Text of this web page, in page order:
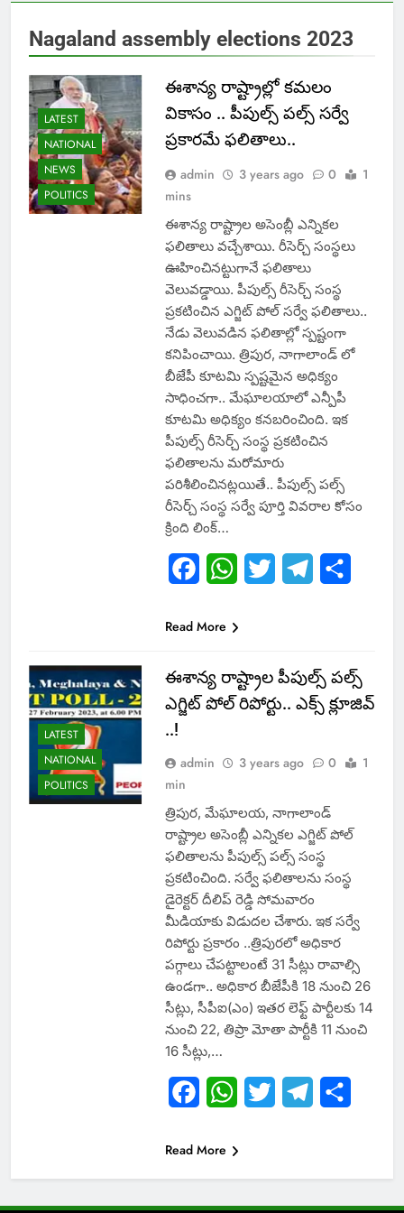
Nagaland assembly elections 2023
LATEST
NATIONAL
NEWS
POLITICS
ఈశాన్య రాష్ట్రాల్లో క‌మ‌లం
వికాసం .. పీపుల్స్ ప‌ల్స్ స‌ర్వే
ప్ర‌కార‌మే ఫ‌లితాలు..
admin 3 years ago 0
1
mins
ఈశాన్య రాష్ట్రాల అసెంబ్లీ ఎన్నిక‌ల
ఫ‌లితాలు వ‌చ్చేశాయి. రీసెర్చ్ సంస్థ‌లు
ఊహించిన‌ట్టుగానే ఫ‌లితాలు
వెలువ‌డ్డాయి. పీపుల్స్ రీసెర్చ్ సంస్థ
ప్ర‌క‌టించిన ఎగ్జిట్ పోల్ స‌ర్వే ఫ‌లితాలు..
నేడు వెలువ‌డిన‌ ఫ‌లితాల్లో స్ప‌ష్టంగా
కనిపించాయి. త్రిపుర‌, నాగాలాండ్ లో
బీజేపీ కూట‌మి స్ప‌ష్ట‌మైన అధిక్యం
సాధించ‌గా.. మేఘాల‌యాలో ఎన్పీపీ
కూట‌మి అధిక్యం క‌న‌బ‌రించింది. ఇక
పీపుల్స్ రీసెర్చ్ సంస్థ ప్ర‌క‌టించిన
ఫ‌లితాల‌ను మ‌రోమారు
ప‌రిశీలించిన‌ట్ల‌యితే.. పీపుల్స్ ప‌ల్స్
రీసెర్చ్ సంస్థ స‌ర్వే పూర్తి వివ‌రాల కోసం
క్రింది లింక్…
FacebookWhatsApp
Twitter Telegram
Read More
LATEST
NATIONAL
POLITICS
ఈశాన్య రాష్ట్రాల పీపుల్స్ పల్స్
ఎగ్జిట్ పోల్ రిపోర్టు.. ఎక్స్ క్లూజివ్
..!
admin 3 years ago 0
1
min
త్రిపుర, మేఘాలయ, నాగాలాండ్
రాష్ట్రాల అసెంబ్లీ ఎన్నికల ఎగ్జిట్ పోల్
ఫలితాలను పీపుల్స్ పల్స్ సంస్థ
ప్రకటించింది. సర్వే ఫలితాలను సంస్థ
డైరెక్టర్ దీలిప్ రెడ్డి సోమవారం
మీడియాకు విడుదల చేశారు. ఇక సర్వే
రిపోర్టు ప్ర‌కారం ..త్రిపురలో అధికార
పగ్గాలు చేపట్టాలంటే 31 సీట్లు రావాల్సి
ఉండగా.. అధికార బీజేపీకి 18 నుంచి 26
సీట్లు, సీపీఐ(ఎం) ఇతర లెఫ్ట్ పార్టీలకు 14
నుంచి 22, తిప్రా మోతా పార్టీకి 11 నుంచి
16 సీట్లు,…
FacebookWhatsApp
Twitter Telegram
Read More